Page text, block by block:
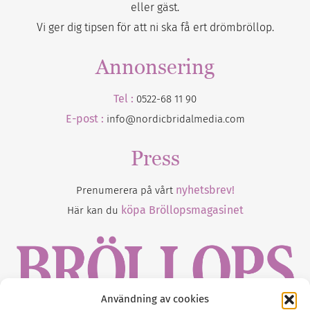
Användning av cookies
eller gäst.
Vi ger dig tipsen för att ni ska få ert drömbröllop.
Annonsering
Tel : 0522-68 11 90
E-post : info@nordicbridalmedia.com
Press
Prenumerera på vårt nyhetsbrev!
Här kan du köpa Bröllopsmagasinet